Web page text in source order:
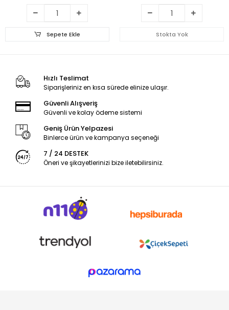
Sepete Ekle Stokta Yok
Hızlı Teslimat
Siparişleriniz en kısa sürede elinize ulaşır.
Güvenli Alışveriş
Güvenli ve kolay ödeme sistemi
Geniş Ürün Yelpazesi
Binlerce ürün ve kampanya seçeneği
7 / 24 DESTEK
Öneri ve şikayetlerinizi bize iletebilirsiniz.